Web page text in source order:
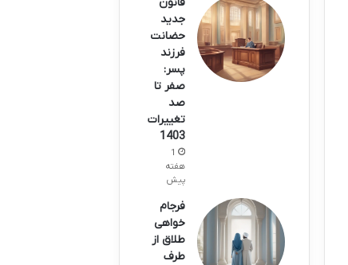
جدید
حضانت
فرزند
پسر:
صفر تا
صد
تغییرات
1403
1
هفته
پیش
فرجام
خواهی
طلاق از
طرف